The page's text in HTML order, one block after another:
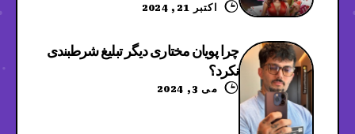
اکتبر 21, 2024
چرا پویان مختاری دیگر تبلیغ شرطبندی
نکرد؟
می 3, 2024